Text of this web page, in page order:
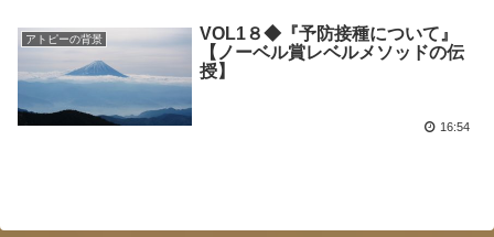
アトピーの背景
VOL1８◆『予防接種について』
【ノーベル賞レベルメソッドの伝
授】
16:54